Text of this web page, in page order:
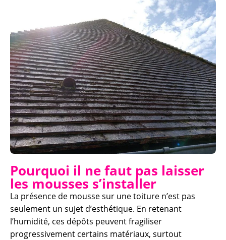
Pourquoi il ne faut pas laisser
les mousses s’installer
La présence de mousse sur une toiture n’est pas
seulement un sujet d’esthétique. En retenant
l’humidité, ces dépôts peuvent fragiliser
progressivement certains matériaux, surtout